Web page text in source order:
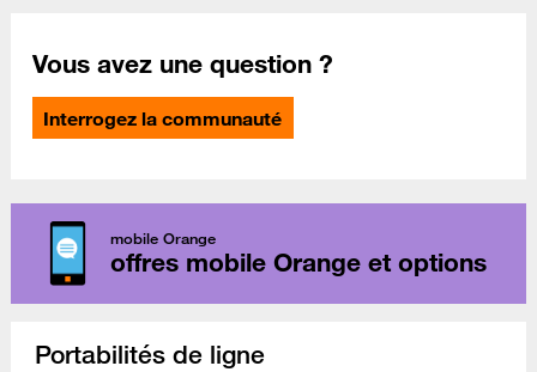
Vous avez une question ?
Interrogez la communauté
mobile Orange
offres mobile Orange et options
Portabilités de ligne